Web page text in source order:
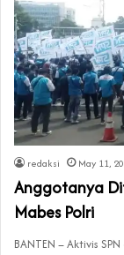
redaksi May 11,
Anggotanya
Mabes Polri
BANTEN – Aktivis